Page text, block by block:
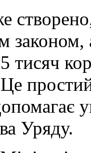
тисяч
Уряду.